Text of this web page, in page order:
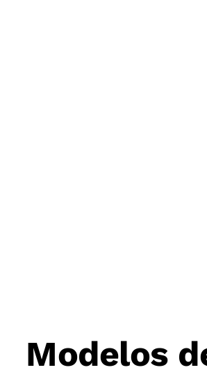
Modelos
navigation